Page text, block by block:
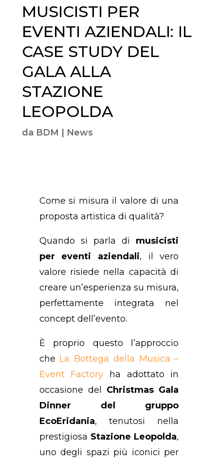
MUSICISTI PER
EVENTI AZIENDALI: IL
CASE STUDY DEL
GALA ALLA
STAZIONE
LEOPOLDA
da BDM News
Come si misura il valore di una
proposta artistica di qualità?
Quando si parla di musicisti
per eventi aziendali, il vero
valore risiede nella capacità di
creare un’esperienza su misura,
perfettamente integrata nel
concept dell’evento.
È proprio questo l’approccio
che La Bottega della Musica –
Event Factory ha adottato in
occasione del Christmas Gala
Dinner del gruppo
EcoEridania, tenutosi nella
prestigiosa Stazione Leopolda,
uno degli spazi più iconici per